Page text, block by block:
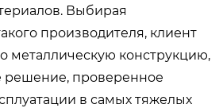
Выбирая
производителя, клиент
металлическую конструкцию,
решение, проверенное
в самых тяжелых